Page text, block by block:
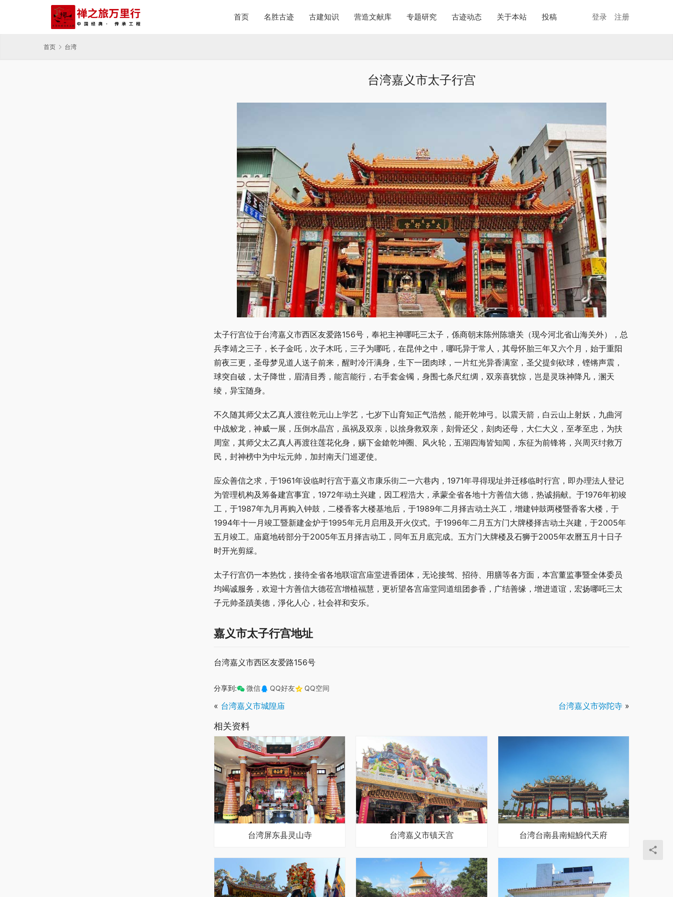
首页 名胜古迹 古建知识 营造文献库 专题研究 古迹动态 关于本站 投稿 登录 注册
首页 台湾
台湾嘉义市太子行宫
太子行宫位于台湾嘉义市西区友爱路156号，奉祀主神哪吒三太子，係商朝末陈州陈塘关（现今河北省山海关外），总
兵李靖之三子，长子金吒，次子木吒，三子为哪吒，在昆仲之中，哪吒异于常人，其母怀胎三年又六个月，始于重阳
前夜三更，圣母梦见道人送子前来，醒时冷汗满身，生下一团肉球，一片红光异香满室，圣父提剑砍球，铿锵声震，
球突自破，太子降世，眉清目秀，能言能行，右手套金镯，身围七条尺红绸，双亲喜犹惊，岂是灵珠神降凡，溷天
绫，异宝随身。
不久随其师父太乙真人渡往乾元山上学艺，七岁下山育知正气浩然，能开乾坤弓。以震天箭，白云山上射妖，九曲河
中战鲛龙，神威一展，压倒水晶宫，虽祸及双亲，以捨身救双亲，刻骨还父，刻肉还母，大仁大义，至孝至忠，为扶
周室，其师父太乙真人再渡往莲花化身，赐下金鎗乾坤圈、风火轮，五湖四海皆知闻，东征为前锋将，兴周灭纣救万
民，封神榜中为中坛元帅，加封南天门巡逻使。
应众善信之求，于1961年设临时行宫于嘉义市康乐街二一六巷内，1971年寻得现址并迁移临时行宫，即办理法人登记
为管理机构及筹备建宫事宜，1972年动土兴建，因工程浩大，承蒙全省各地十方善信大德，热诚捐献。于1976年初竣
工，于1987年九月再购入钟鼓，二楼香客大楼基地后，于1989年二月择吉动土兴工，增建钟鼓两楼暨香客大楼，于
1994年十一月竣工暨新建金炉于1995年元月启用及开火仪式。于1996年二月五方门大牌楼择吉动土兴建，于2005年
五月竣工。庙庭地砖部分于2005年五月择吉动工，同年五月底完成。五方门大牌楼及石狮于2005年农曆五月十日子
时开光剪綵。
太子行宫仍一本热忱，接待全省各地联谊宫庙堂进香团体，无论接驾、招待、用膳等各方面，本宫董监事暨全体委员
均竭诚服务，欢迎十方善信大德莅宫增植福慧，更祈望各宫庙堂同道组团参香，广结善缘，增进道谊，宏扬哪吒三太
子元帅圣蹟美德，淨化人心，社会祥和安乐。
嘉义市太子行宫地址
台湾嘉义市西区友爱路156号
分享到: 微信 QQ好友 QQ空间
« 台湾嘉义市城隍庙 台湾嘉义市弥陀寺 »
相关资料
台湾屏东县灵山寺 台湾嘉义市镇天宫 台湾台南县南鲲鯓代天府